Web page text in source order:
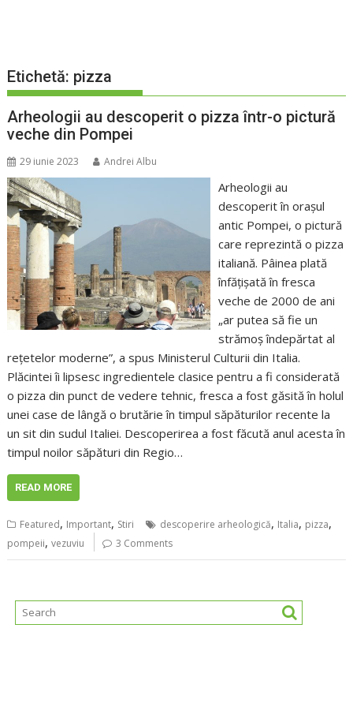
Etichetă: pizza
Arheologii au descoperit o pizza într-o pictură
veche din Pompei
29 iunie 2023 Andrei Albu
Arheologii au
descoperit în orașul
antic Pompei, o pictură
care reprezintă o pizza
italiană. Pâinea plată
înfățișată în fresca
veche de 2000 de ani
„ar putea să fie un
strămoș îndepărtat al
rețetelor moderne”, a spus Ministerul Culturii din Italia.
Plăcintei îi lipsesc ingredientele clasice pentru a fi considerată
o pizza din punct de vedere tehnic, fresca a fost găsită în holul
unei case de lângă o brutărie în timpul săpăturilor recente la
un sit din sudul Italiei. Descoperirea a fost făcută anul acesta în
timpul noilor săpături din Regio…
READ MORE
Featured, Important, Stiri descoperire arheologică, Italia, pizza,
pompeii,vezuviu 3 Comments